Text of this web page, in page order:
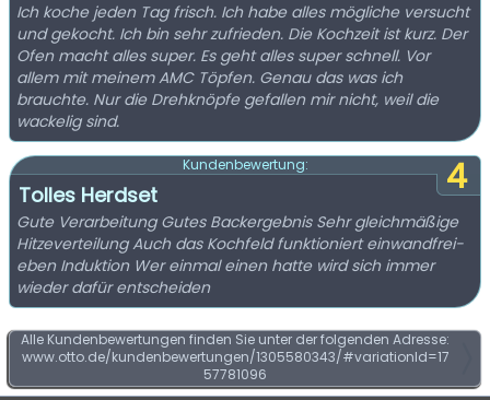
Ich koche jeden Tag frisch. Ich habe alles mögliche versucht
und gekocht. Ich bin sehr zufrieden. Die Kochzeit ist kurz. Der
Ofen macht alles super. Es geht alles super schnell. Vor
allem mit meinem AMC Töpfen. Genau das was ich
brauchte. Nur die Drehknöpfe gefallen mir nicht, weil die
wackelig sind.
4
Kundenbewertung:
Tolles Herdset
Gute Verarbeitung Gutes Backergebnis Sehr gleichmäßige
Hitzeverteilung Auch das Kochfeld funktioniert einwandfrei-
eben Induktion Wer einmal einen hatte wird sich immer
wieder dafür entscheiden
Alle Kundenbewertungen finden Sie unter der folgenden Adresse:
www.otto.de/kundenbewertungen/1305580343/#variationId=17
57781096